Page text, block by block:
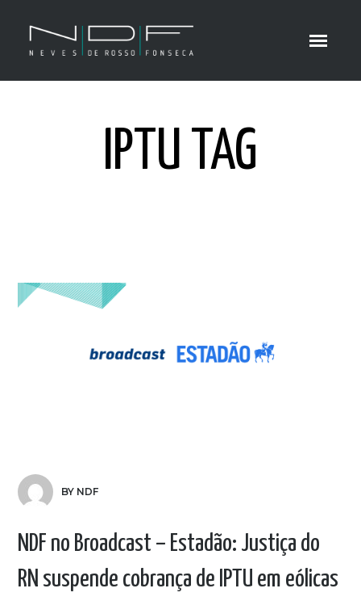
IPTU TAG
BY NDF
NDF no Broadcast – Estadão: Justiça do
RN suspende cobrança de IPTU em eólicas